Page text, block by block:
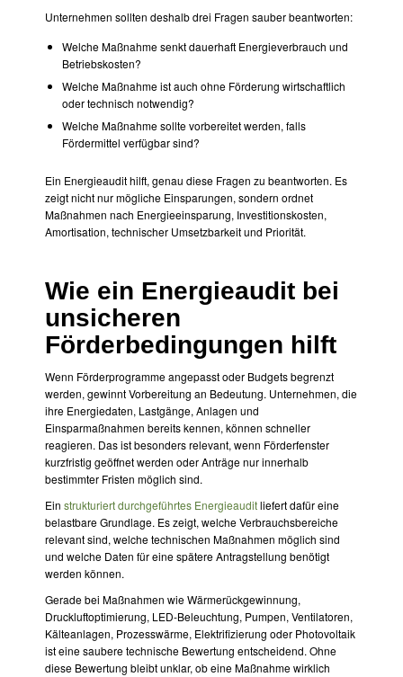
Unternehmen sollten deshalb drei Fragen sauber beantworten:
Welche Maßnahme senkt dauerhaft Energieverbrauch und
Betriebskosten?
Welche Maßnahme ist auch ohne Förderung wirtschaftlich
oder technisch notwendig?
Welche Maßnahme sollte vorbereitet werden, falls
Fördermittel verfügbar sind?
Ein Energieaudit hilft, genau diese Fragen zu beantworten. Es
zeigt nicht nur mögliche Einsparungen, sondern ordnet
Maßnahmen nach Energieeinsparung, Investitionskosten,
Amortisation, technischer Umsetzbarkeit und Priorität.
Wie ein Energieaudit bei
unsicheren
Förderbedingungen hilft
Wenn Förderprogramme angepasst oder Budgets begrenzt
werden, gewinnt Vorbereitung an Bedeutung. Unternehmen, die
ihre Energiedaten, Lastgänge, Anlagen und
Einsparmaßnahmen bereits kennen, können schneller
reagieren. Das ist besonders relevant, wenn Förderfenster
kurzfristig geöffnet werden oder Anträge nur innerhalb
bestimmter Fristen möglich sind.
Ein strukturiert durchgeführtes Energieauditliefert dafür eine
belastbare Grundlage. Es zeigt, welche Verbrauchsbereiche
relevant sind, welche technischen Maßnahmen möglich sind
und welche Daten für eine spätere Antragstellung benötigt
werden können.
Gerade bei Maßnahmen wie Wärmerückgewinnung,
Druckluftoptimierung, LED-Beleuchtung, Pumpen, Ventilatoren,
Kälteanlagen, Prozesswärme, Elektrifizierung oder Photovoltaik
ist eine saubere technische Bewertung entscheidend. Ohne
diese Bewertung bleibt unklar, ob eine Maßnahme wirklich